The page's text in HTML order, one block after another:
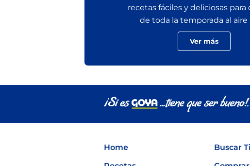
recetas fáciles y deliciosas para
de toda la temporada al aire
Ver más
Home
Buscar